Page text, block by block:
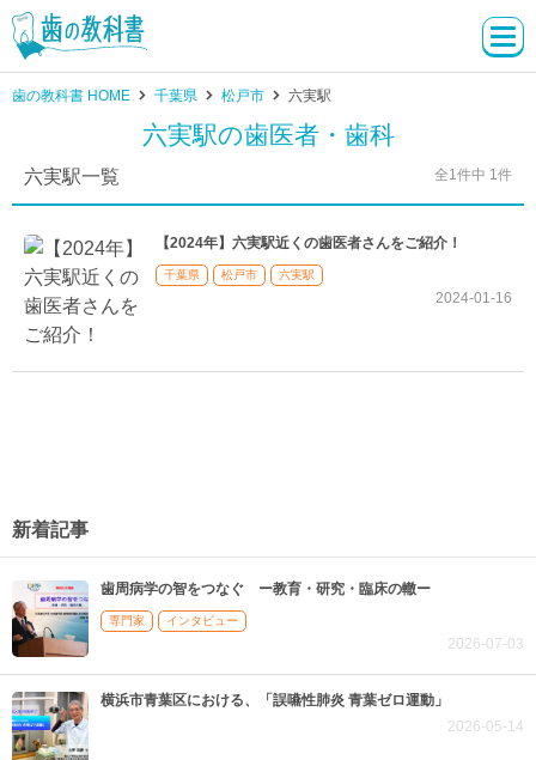
歯の教科書 HOME 千葉県 松戸市 六実駅
六実駅の歯医者・歯科
六実駅一覧 全1件中 1件
【2024年】六実駅近くの歯医者さんをご紹介！
千葉県 松戸市 六実駅
2024-01-16
新着記事
歯周病学の智をつなぐ ー教育・研究・臨床の轍ー
専門家 インタビュー
2026-07-03
横浜市青葉区における、「誤嚥性肺炎 青葉ゼロ運動」
2026-05-14